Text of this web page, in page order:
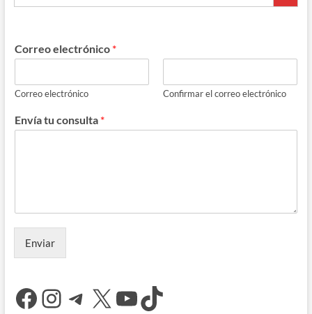
Correo electrónico *
Correo electrónico Confirmar el correo electrónico
Envía tu consulta *
Enviar
Facebook
Instagram
Telegram
X YouTube
TikTok